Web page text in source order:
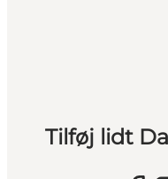
Tilføj lidt